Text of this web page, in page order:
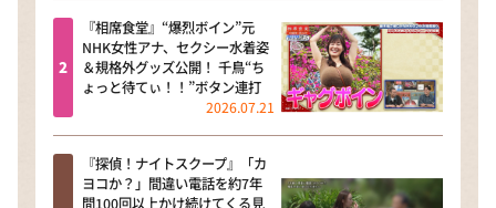
ポツンと一軒家
ザキ山小屋本館
ぺこぱのまるスポ
『相席食堂』“爆烈ボイン”元
NHK女性アナ、セクシー水着姿
＆規格外グッズ公開！ 千鳥“ち
ょっと待てぃ！！”ボタン連打
2026.07.21
『探偵！ナイトスクープ』「カ
ヨコか？」間違い電話を約7年
間100回以上かけ続けてくる見